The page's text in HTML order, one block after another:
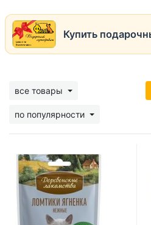
Купить
все товары
по популярности